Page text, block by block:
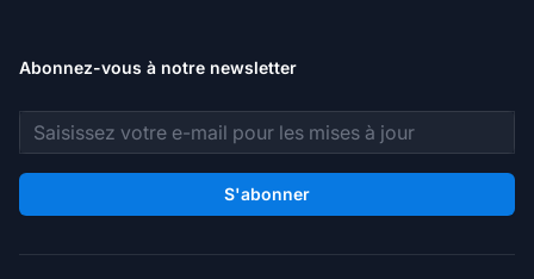
Abonnez-vous à notre newsletter
Adresse e-mail
S'abonner